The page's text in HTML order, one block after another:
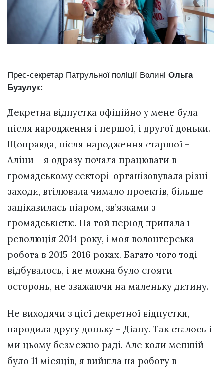
Прес-секретар Патрульної поліції Волині Ольга
Бузулук:
Декретна відпустка офіційно у мене була
після народження і першої, і другої доньки.
Щоправда, після народження старшої –
Аліни – я одразу почала працювати в
громадському секторі, організовувала різні
заходи, втілювала чимало проектів, більше
зацікавилась піаром, зв’язками з
громадськістю. На той період припала і
революція 2014 року, і моя волонтерська
робота в 2015-2016 роках. Багато чого тоді
відбувалось, і не можна було стояти
осторонь, не зважаючи на маленьку дитину.
Не виходячи з цієї декретної відпустки,
народила другу доньку – Діану. Так сталось і
ми цьому безмежно раді. Але коли меншій
було 11 місяців, я вийшла на роботу в